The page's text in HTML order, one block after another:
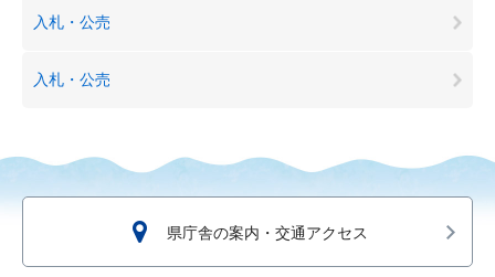
入札・公売
入札・公売
県庁舎の案内・交通アクセス